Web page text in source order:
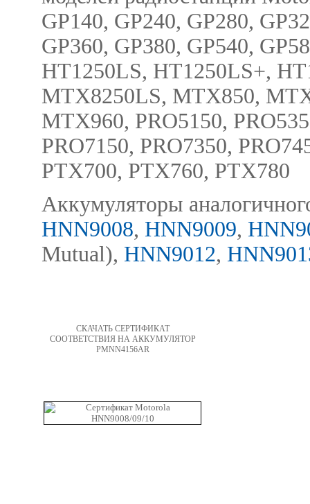
GP140, GP240, GP280,
GP360, GP380, GP540,
HT1250LS, HT1250LS+,
MTX8250LS, MTX850,
MTX960, PRO5150,
PRO7150, PRO7350,
PTX700, PTX760, PTX780
Аккумуляторы
HNN9008, HNN9009,
Mutual), HNN9012,
СКАЧАТЬ СЕРТИФИКАТ
СООТВЕТСТВИЯ НА АККУМУЛЯТОР
PMNN4156AR